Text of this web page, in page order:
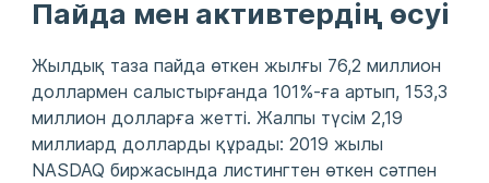
Пайда мен активтердің өсуі
Жылдық таза пайда өткен жылғы 76,2 миллион
доллармен салыстырғанда 101%-ға артып, 153,3
миллион долларға жетті. Жалпы түсім 2,19
миллиард долларды құрады: 2019 жылы
NASDAQ биржасында листингтен өткен сәтпен